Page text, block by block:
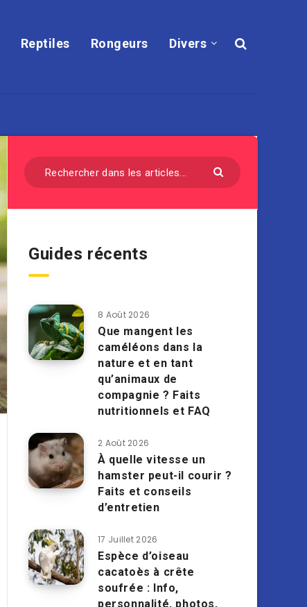
Reptiles Rongeurs Divers
Guides récents
8 Août 2026
Que mangent les
caméléons dans la
nature et en tant
qu’animaux de
compagnie ? Faits
nutritionnels et FAQ
2 Août 2026
À quelle vitesse un
hamster peut-il courir ?
Faits et conseils
d’entretien
17 Juillet 2026
Espèce d’oiseau
cacatoès à crête
soufrée : Info,
personnalité, photos,